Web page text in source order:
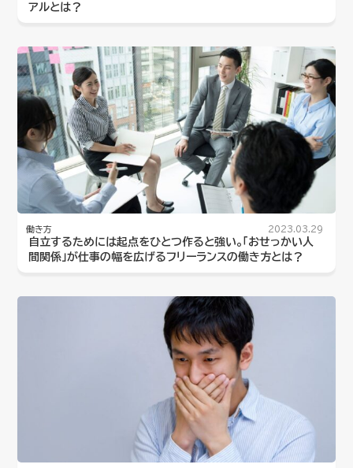
アルとは？
働き方 2023.03.29
自立するためには起点をひとつ作ると強い。「おせっかい人
間関係」が仕事の幅を広げるフリーランスの働き方とは？